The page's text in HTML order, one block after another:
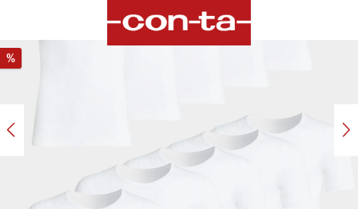
Bildergalerie überspringen
%Rabatt